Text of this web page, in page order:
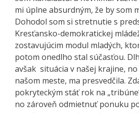
mi úplne absurdným, že by som
Dohodol som si stretnutie s
Kresťansko-demokratickej
zostavujúcim modul mladých,
potom onedlho stal súčasťou.
avšak situácia v našej krajine,
našom meste, ma presvedčila.
pokryteckým stáť rok na
no zároveň odmietnuť ponuku